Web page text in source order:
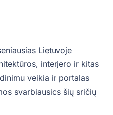
Lietuvoje
interjero ir kitas
veikia ir portalas
svarbiausios šių sričių